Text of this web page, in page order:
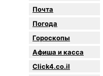
Почта
Погода
Гороскопы
Афиша и касса
Click4.co.il